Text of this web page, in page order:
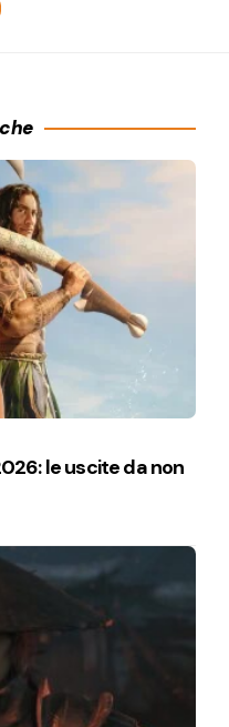
le uscite da non